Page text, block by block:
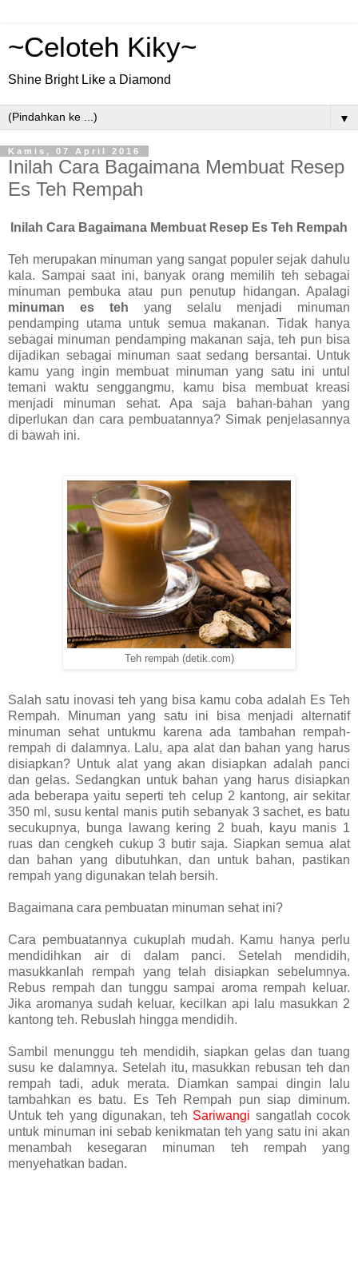
~Celoteh Kiky~
Shine Bright Like a Diamond
▼
Kamis, 07 April 2016
Inilah Cara Bagaimana Membuat Resep
Es Teh Rempah
Inilah Cara Bagaimana Membuat Resep Es Teh Rempah
Teh merupakan minuman yang sangat populer sejak dahulu
kala. Sampai saat ini, banyak orang memilih teh sebagai
minuman pembuka atau pun penutup hidangan. Apalagi
minuman es teh
yang selalu menjadi minuman
pendamping utama untuk semua makanan. Tidak hanya
sebagai minuman pendamping makanan saja, teh pun bisa
dijadikan sebagai minuman saat sedang bersantai. Untuk
kamu yang ingin membuat minuman yang satu ini untul
temani waktu senggangmu, kamu bisa membuat kreasi
menjadi minuman sehat. Apa saja bahan-bahan yang
diperlukan dan cara pembuatannya? Simak penjelasannya
di bawah ini.
Teh rempah (detik.com)
Salah satu inovasi teh yang bisa kamu coba ada lah Es Teh
Rempah. Minuman yang satu ini bisa menjadi alternatif
minuman sehat untukmu karena ada tambahan rempah-
rempah di dalamnya. Lalu, apa alat dan bahan yang harus
disiapkan? Untuk alat yang akan disiapkan adalah panci
dan gelas. Sedangkan untuk bahan yang harus disiapkan
ada beberapa yaitu seperti teh celup 2 kantong, air sekitar
350 ml, susu kental manis putih sebanyak 3 sachet, es batu
secukupnya, bunga lawang kering 2 buah, kayu manis 1
ruas dan cengkeh cukup 3 butir saja. Siapkan semua alat
dan bahan yang dibutuhkan, dan untuk bahan, pastikan
rempah yang digunakan telah bersih.
Bagaimana cara pembuatan minuman sehat ini?
Cara pembuatannya cukuplah mudah. Kamu hanya perlu
mendidihkan air di dalam panci. Setelah mendidih,
masukkanlah rempah yang telah disiapkan sebelumnya.
Rebus rempah dan tunggu sampai aroma rempah keluar.
Jika aromanya sudah keluar, kecilkan api lalu masukkan 2
kantong teh. Rebuslah hingga mendidih.
Sambil menunggu teh mendidih, siapkan gelas dan tuang
susu ke dalamnya. Setelah itu, masukkan rebusan teh dan
rempah tadi, aduk merata. Diamkan sampai dingin lalu
tambahkan es batu. Es Teh
Rempah pun siap diminum.
Untuk teh yang digunakan, teh Sariwangi sangatlah cocok
untuk minuman ini sebab kenikmatan teh yang satu ini akan
menambah kesegaran minuman teh rempah yang
menyehatkan badan.